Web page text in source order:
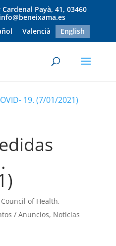
Payà, 41, 03460
info@beneixama.es
Valencià English
19. (7/01/2021)
Council of Health,
/ Anuncios, Noticias